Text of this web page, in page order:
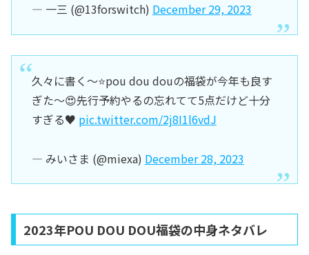
— 一三 (@13forswitch) December 29, 2023
久々に書く〜⭐️pou dou douの福袋が今年も良す
ぎた〜😍先行予約やるの忘れてて5点だけど十分
すぎる♥️ pic.twitter.com/2j8I1l6vdJ
— みいさま (@miexa) December 28, 2023
2023年POU DOU DOU福袋の中身ネタバレ